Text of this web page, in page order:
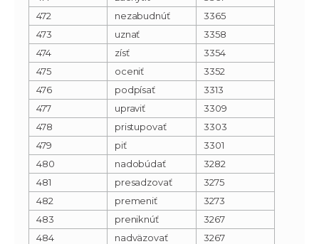
472
nezabudnúť
3365
473
uznať
3358
474
zísť
3354
475
oceniť
3352
476
podpísať
3313
477
upraviť
3309
478
pristupovať
3303
479
piť
3301
480
nadobúdať
3282
481
presadzovať
3275
482
premeniť
3273
483
preniknúť
3267
484
nadväzovať
3267